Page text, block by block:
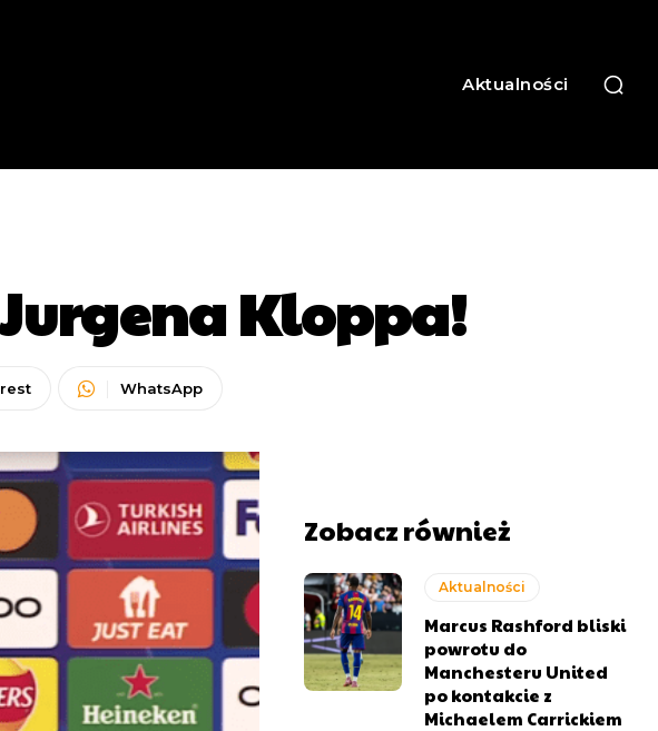
Aktualności
Kloppa!
WhatsApp
Zobacz również
Aktualności
Marcus Rashford bliski
powrotu do
Manchesteru United
po kontakcie z
Michaelem Carrickiem